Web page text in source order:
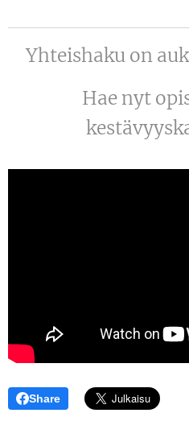
Yhteishaku on
Hae nyt
Share